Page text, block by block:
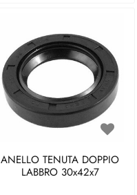
ANELLO TENUTA DOPPIO
LABBRO 30x42x7